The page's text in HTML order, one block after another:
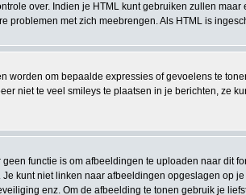
over. Indien je HTML kunt gebruiken zullen
problemen met zich meebrengen. Als HTML is
om bepaalde expressies of gevoelens te
niet te veel smileys te plaatsen in je berichten, ze
functie is om afbeeldingen te uploaden naar dit
kunt niet linken naar afbeeldingen opgeslagen op
enz. Om de afbeelding te tonen gebruik je